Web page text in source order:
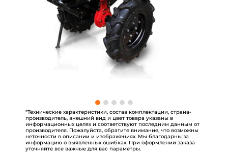
*Технические характеристики, состав комплектации, страна-
производитель, внешний вид и цвет товара указаны в
информационных целях и соответствуют последним данным от
производителя. Пожалуйста, обратите внимание, что возможны
неточности в описании и изображениях. Мы благодарны за
информацию о выявленных ошибках. При оформлении заказа
уточняйте все важные для вас параметры.